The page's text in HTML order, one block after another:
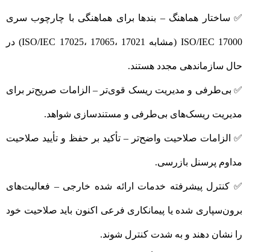
✅ ساختار هماهنگ – بندها برای هماهنگی با چارچوب سری
ISO/IEC 17000 (مشابه ISO/IEC 17025، 17065، 17021) در
حال سازماندهی مجدد هستند.
✅ بی‌طرفی و مدیریت ریسک قوی‌تر – الزامات صریح‌تر برای
مدیریت ریسک‌های بی‌طرفی و مستندسازی شواهد.
✅ الزامات صلاحیت واضح‌تر – تأکید بر حفظ و تأیید صلاحیت
مداوم پرسنل بازرسی.
✅ کنترل پیشرفته خدمات ارائه شده خارجی – فعالیت‌های
برون‌سپاری شده یا پیمانکاری فرعی اکنون باید صلاحیت خود
را نشان دهند و به شدت کنترل شوند.